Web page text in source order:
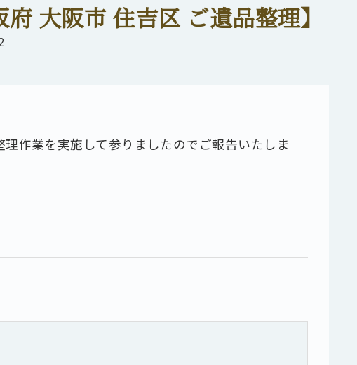
大阪市 住吉区 ご遺品整理】
作業を実施して参りましたのでご報告いたしま